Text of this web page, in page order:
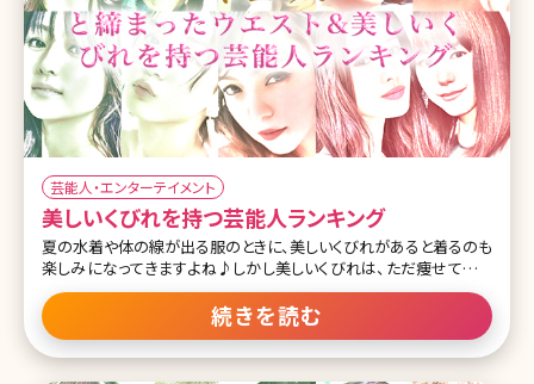
芸能人・エンターテイメント
美しいくびれを持つ芸能人ランキング
夏の水着や体の線が出る服のときに、美しいくびれがあると着るのも
楽しみになってきますよね♪しかし美しいくびれは、ただ痩せてるだ
けではダメという難しいものでもあります……。 だからこそ、きれい
な芸能人たちでも美しいくびれを持つ人たちは、本当に美意識が高
いと言えるのではないでしょうか。今回はほどよく肉感もあり、かつキ
ュッと引き締まった美しいくびれを持つ女性芸能人たちをご紹介しま
続きを読む